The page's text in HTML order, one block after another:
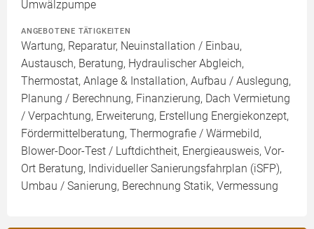
Umwälzpumpe
ANGEBOTENE TÄTIGKEITEN
Wartung, Reparatur, Neuinstallation / Einbau,
Austausch, Beratung, Hydraulischer Abgleich,
Thermostat, Anlage & Installation, Aufbau / Auslegung,
Planung / Berechnung, Finanzierung, Dach Vermietung
/ Verpachtung, Erweiterung, Erstellung Energiekonzept,
Fördermittelberatung, Thermografie / Wärmebild,
Blower-Door-Test / Luftdichtheit, Energieausweis, Vor-
Ort Beratung, Individueller Sanierungsfahrplan (iSFP),
Umbau / Sanierung, Berechnung Statik, Vermessung